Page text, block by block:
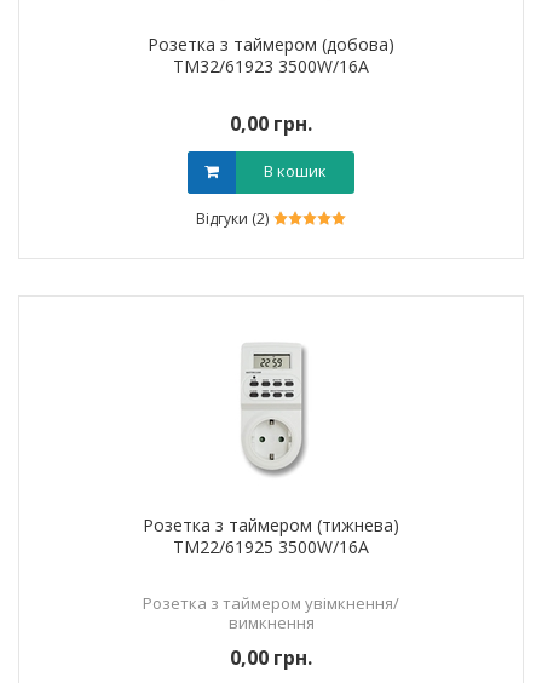
Розетка з таймером (добова)
TM32/61923 3500W/16A
0,00 грн.
В кошик
Відгуки (2)
Розетка з таймером (тижнева)
TM22/61925 3500W/16A
Розетка з таймером увімкнення/
вимкнення
0,00 грн.